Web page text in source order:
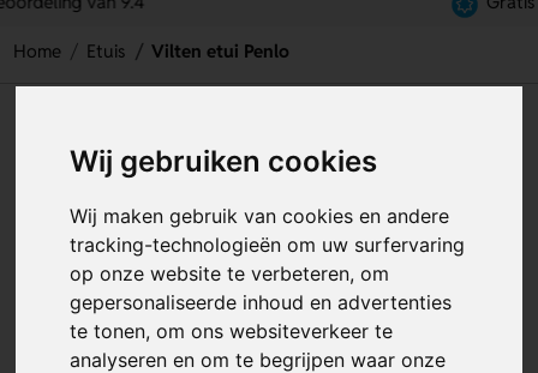
Wij gebruiken cookies
Wij maken gebruik van cookies en andere
tracking-technologieën om uw surfervaring
op onze website te verbeteren, om
gepersonaliseerde inhoud en advertenties
te tonen, om ons websiteverkeer te
analyseren en om te begrijpen waar onze
Home Etuis Vilten etui Penlo
Artikelnummer:126407